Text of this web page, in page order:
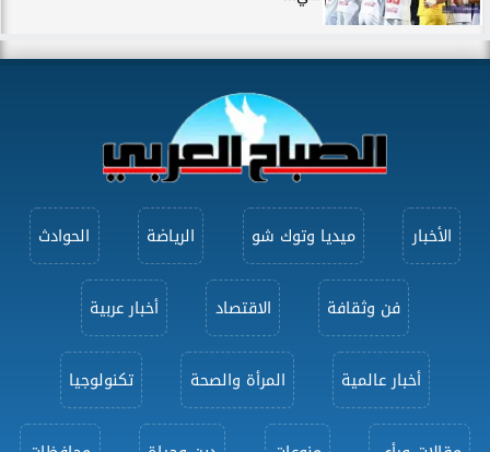
الأخبار ميديا وتوك شو الرياضة الحوادث
فن وثقافة الاقتصاد أخبار عربية
أخبار عالمية المرأة والصحة تكنولوجيا